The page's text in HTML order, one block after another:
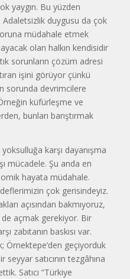
yaygın. Bu yüzden
duygusu da çok
müdahale etmek
olan halkın kendisidir
sorunların çözüm adresi
işini görüyor çünkü
sorunda devrimcilere
küfürleşme ve
bunları barıştırmak
karşı dayanışma
mücadele. Şu anda en
hayata müdahale.
çok gerisindeyiz.
açısından bakmıyoruz,
açmak gerekiyor. Bir
zabıtanın baskısı var.
Örnektepe’den geçiyorduk
seyyar satıcının tezgâhına
Satıcı “Türkiye